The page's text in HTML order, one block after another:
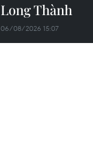
Long Thành
06/08/2026 15:07